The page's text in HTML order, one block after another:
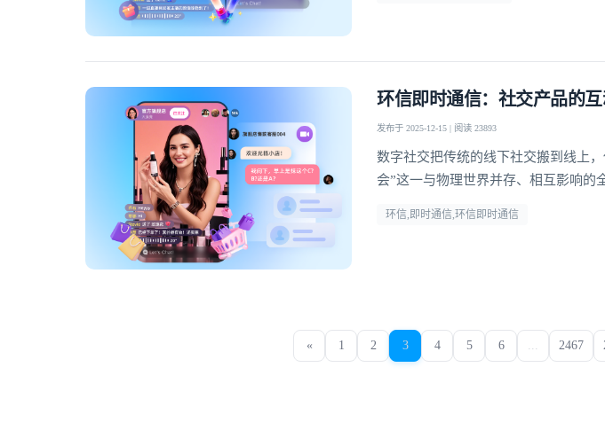
环信即时通信：社交产品的
发布于 2025-12-15 | 阅读 23893
数字社交把传统的线下社交搬到线上
会”这一与物理世界并存、相互影响的
环信,即时通信,环信即时通信
« 1 2 3 4 5 6 ... 2467